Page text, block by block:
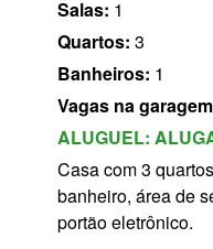
Salas: 1
Quartos: 3
Banheiros: 1
Vagas na
ALUGUEL:
Casa com 3
banheiro, área de
portão eletrônico.